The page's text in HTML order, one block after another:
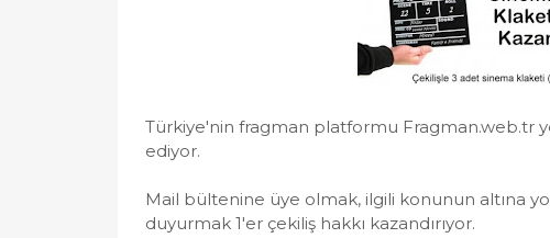
Türkiye'nin fragman platformu Fragman.web.tr
ediyor.
Mail bültenine üye olmak, ilgili konunun altına
duyurmak 1'er çekiliş hakkı kazandırıyor.